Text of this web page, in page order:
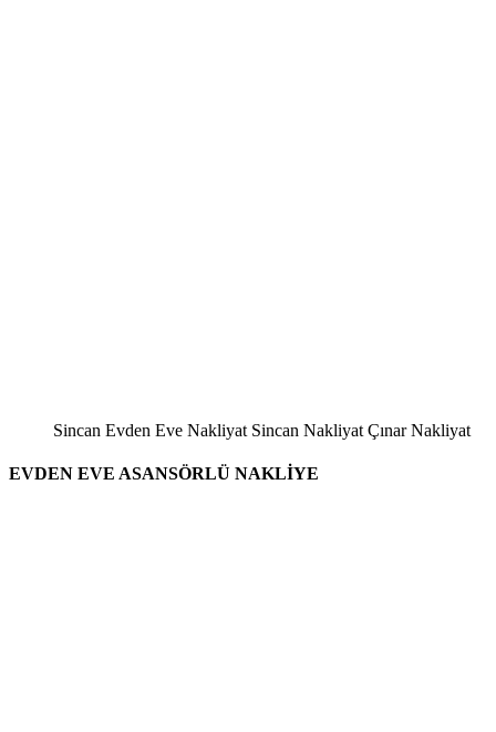
Sincan Evden Eve Nakliyat Sincan Nakliyat Çınar Nakliyat
EVDEN EVE ASANSÖRLÜ NAKLİYE